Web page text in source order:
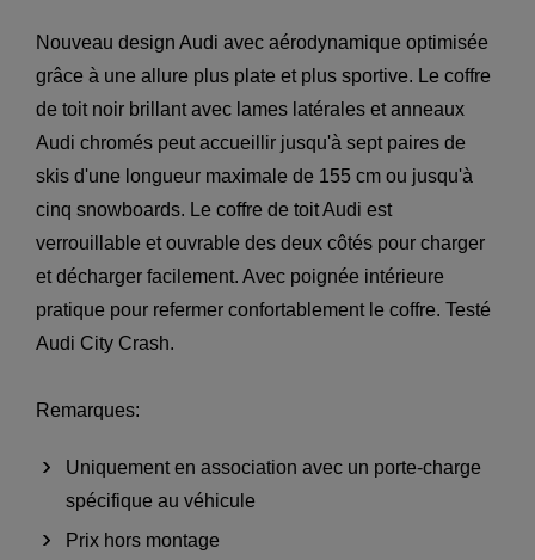
Nouveau design Audi avec aérodynamique optimisée
grâce à une allure plus plate et plus sportive. Le coffre
de toit noir brillant avec lames latérales et anneaux
Audi chromés peut accueillir jusqu'à sept paires de
skis d'une longueur maximale de 155 cm ou jusqu'à
cinq snowboards. Le coffre de toit Audi est
verrouillable et ouvrable des deux côtés pour charger
et décharger facilement. Avec poignée intérieure
pratique pour refermer confortablement le coffre. Testé
Audi City Crash.
Remarques:
Uniquement en association avec un porte-charge
spécifique au véhicule
Prix hors montage